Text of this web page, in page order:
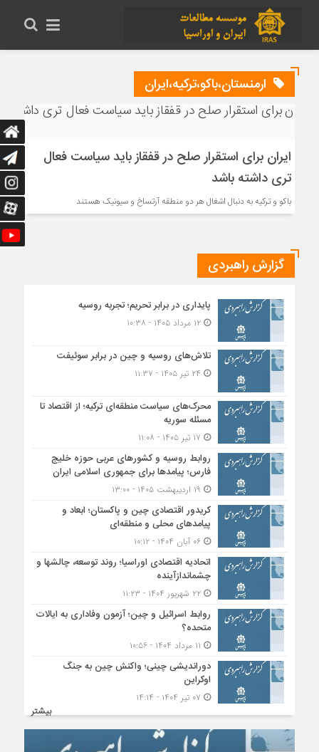
ارمنستان،باکو،ترکیه،ایران
ایران برای استقرار صلح در قفقاز باید سیاست فعال
تری داشته باشد
باکو و ترکیه به دنبال اشغال هر دو منطقه آرتساخ و سیونیک هستند
گزارش راهبردی
پایداری در برابر تحریم؛ تجربه روسیه
۱۲ مرداد ۱۴۰۵ - ۱۰:۳۸
تلاش‌های روسیه و چین در برابر سوئیفت
محرک‌های سیاست منطقه‌‎ای ترکیه؛ از اقتصاد تا
مسئله سوریه
روابط روسیه و کشورهای عربی حوزه خلیج
فارس؛ پیامدها برای جمهوری اسلامی ایران
کریدور اقتصادی چین و پاکستان؛ ابعاد و
پیامدهای محلی و منطقه‌ای
۰۶ آبان ۱۴۰۴ - ۱۰:۱۲
اتحادیه اقتصادی اوراسیا؛ روند توسعه، چالشها و
چشماندازآینده
۲۲ شهریور ۱۴۰۴ - ۱۱:۲۳
روابط اسرائیل و چین؛ آزمون وفاداری به ایالات
متحده؟
دوراندیشی چینی؛ واکنش چین به جنگ
اوکراین
بیشتر